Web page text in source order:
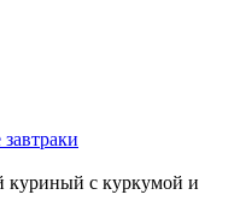
с куркумой и